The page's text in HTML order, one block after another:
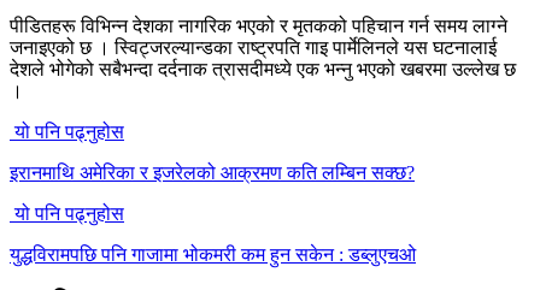
पीडितहरू विभिन्न देशका नागरिक भएको र मृतकको पहिचान गर्न समय लाग्ने
जनाइएको छ । स्विट्जरल्यान्डका राष्ट्रपति गाइ पार्मेलिनले यस घटनालाई
देशले भोगेको सबैभन्दा दर्दनाक त्रासदीमध्ये एक भन्नु भएको खबरमा उल्लेख छ
।
यो पनि पढ्नुहोस
इरानमाथि अमेरिका र इजरेलको आक्रमण कति लम्बिन सक्छ?
यो पनि पढ्नुहोस
युद्धविरामपछि पनि गाजामा भोकमरी कम हुन सकेन : डब्लुएचओ